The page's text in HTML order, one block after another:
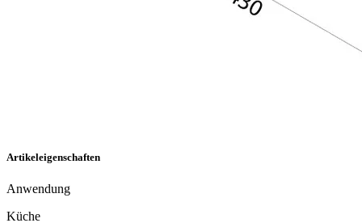
Artikeleigenschaften
Anwendung
Küche